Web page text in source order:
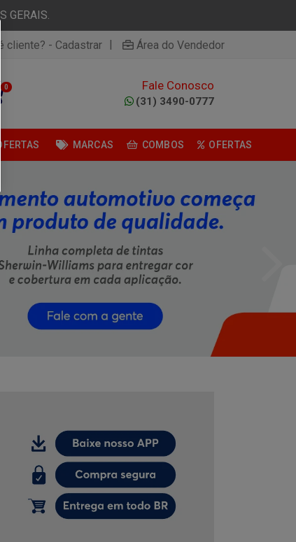
GERAIS.
cliente? - Cadastrar | Área do Vendedor
0 Fale Conosco
(31) 3490-0777
OFERTAS MARCAS COMBOS OFERTAS